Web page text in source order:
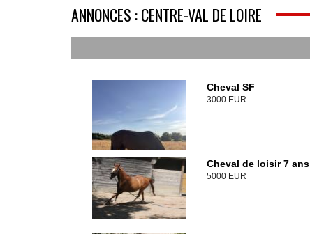
ANNONCES : CENTRE-VAL DE LOIRE
Cheval SF
3000 EUR
Cheval de loisir 7 ans
5000 EUR